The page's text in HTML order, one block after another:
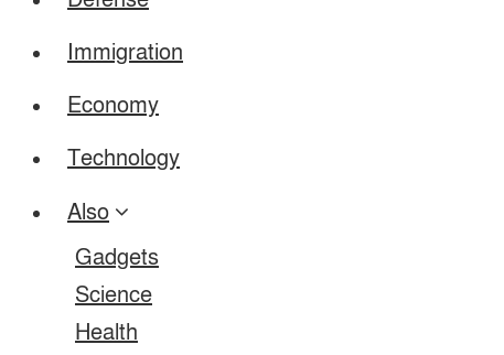
Immigration
Economy
Technology
Also
Gadgets
Science
Health